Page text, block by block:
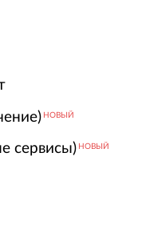
НОВЫЙ
сервисы) НОВЫЙ